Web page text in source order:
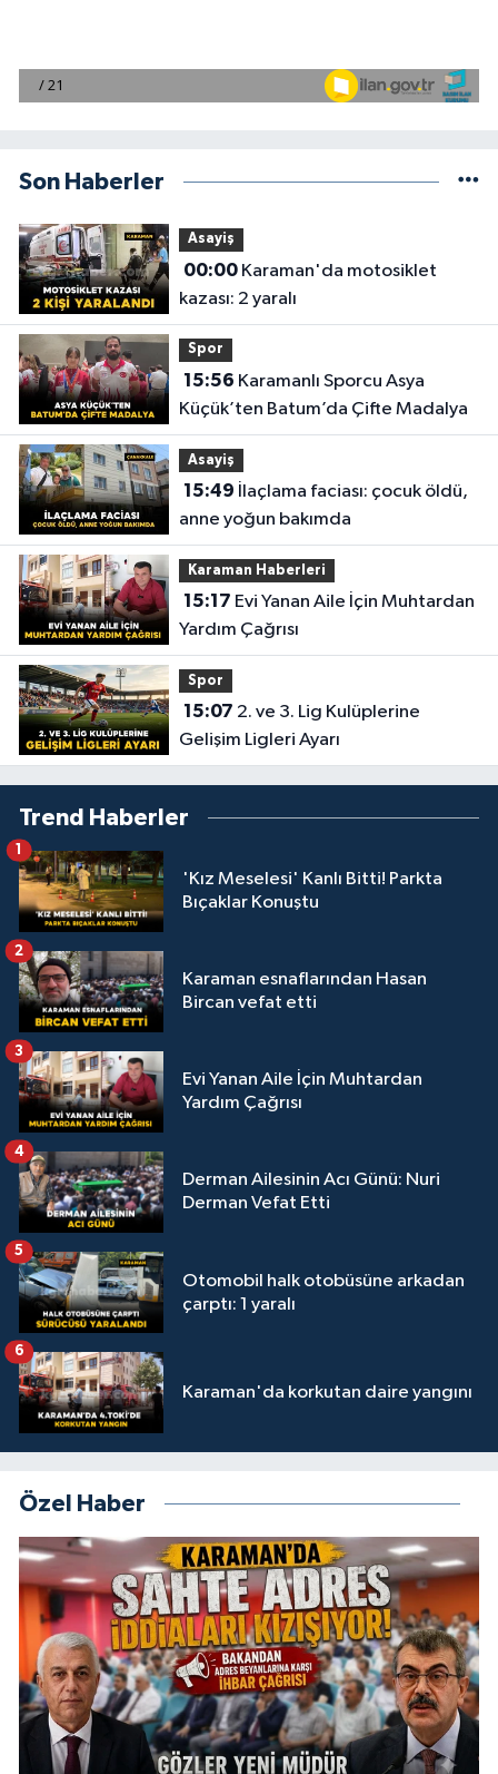
Son Haberler
Asayiş
00:00Karaman'da motosiklet
kazası: 2 yaralı
Spor
15:56
Küçük’ten Batum’da Çifte Madalya
Asayiş
15:49
anne yoğun bakımda
Karaman Haberleri
15:17
Yardım Çağrısı
Spor
15:07
Gelişim Ligleri Ayarı
Trend Haberler
'Kız Meselesi' Kanlı Bitti! Parkta
Bıçaklar Konuştu
1
Karaman esnaflarından Hasan
Bircan vefat etti
2
Evi Yanan Aile İçin Muhtardan
Yardım Çağrısı
3
Derman Ailesinin Acı Günü: Nuri
Derman Vefat Etti
4
Otomobil halk otobüsüne arkadan
çarptı: 1 yaralı
5
Karaman'da korkutan daire yangını
6
Özel Haber